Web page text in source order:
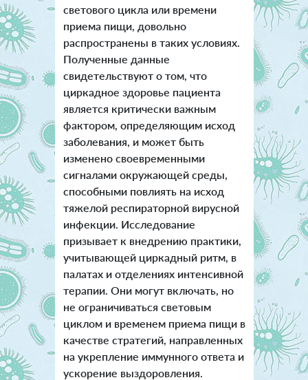
светового цикла или времени
приема пищи, довольно
распространены в таких условиях.
Полученные данные
свидетельствуют о том, что
циркадное здоровье пациента
является критически важным
фактором, определяющим исход
заболевания, и может быть
изменено своевременными
сигналами окружающей среды,
способными повлиять на исход
тяжелой респираторной вирусной
инфекции. Исследование
призывает к внедрению практики,
учитывающей циркадный ритм, в
палатах и отделениях интенсивной
терапии. Они могут включать, но
не ограничиваться световым
циклом и временем приема пищи в
качестве стратегий, направленных
на укрепление иммунного ответа и
ускорение выздоровления.